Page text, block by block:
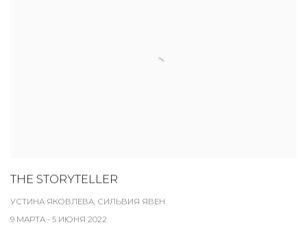
THE STORYTELLER
УСТИНА ЯКОВЛЕВА, СИЛЬВИЯ ЯВЕН
9 МАРТА - 5 ИЮНЯ 2022